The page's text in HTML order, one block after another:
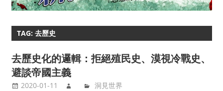
TAG: 去歷史
去歷史化的邏輯：拒絕殖民史、漠視冷戰史、
避談帝國主義
2020-01-11 洞見世界